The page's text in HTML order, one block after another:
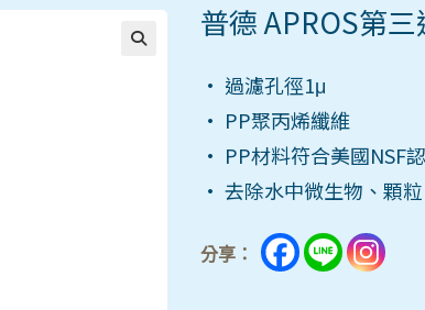
普德 APROS第
• 過濾孔徑1μ
• PP聚丙烯纖維
• PP材料符合美國NSF
• 去除水中微生物、顆
分享：